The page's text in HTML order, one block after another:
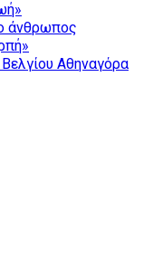
άνθρωπος
Αθηναγόρα